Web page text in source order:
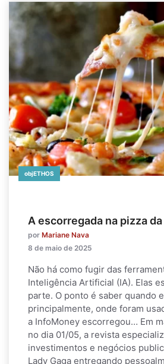
objETHOS
A escorregada na pizza da
por Mariane Nava
8 de maio de 2025
Não há como fugir das
Inteligência Artificial (IA). Elas
parte. O ponto é saber quando
principalmente, onde foram
a InfoMoney escorregou… Em
no dia 01/05, a revista
investimentos e negócios
Lady Gaga entregando